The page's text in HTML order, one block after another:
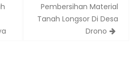
Pembersihan Material
Tanah Longsor Di Desa
Drono